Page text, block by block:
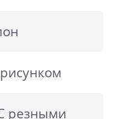
резными